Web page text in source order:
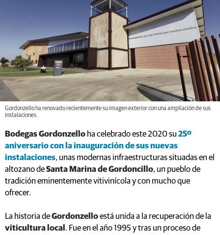
Gordonzello ha renovado recientemente su imagen exterior con una ampliación de sus
instalaciones.
Bodegas Gordonzello ha celebrado este 2020 su 25º
aniversario con la inauguración de sus nuevas
instalaciones, unas modernas infraestructuras situadas en el
altozano deSanta Marina de Gordoncillo, un pueblo de
tradición eminentemente vitivinícola y con mucho que
ofrecer.
La historia deGordonzelloestá unida a la recuperación de la
viticultura local . Fue en el año 1995 y tras un proceso de